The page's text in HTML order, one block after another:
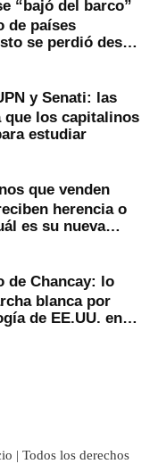
“bajó del barco”
de países
se perdió desde
y Senati: las
que los capitalinos
estudiar
que venden
herencia o
es su nueva
de Chancay: lo
blanca por
de EE.UU. en
| Todos los derechos